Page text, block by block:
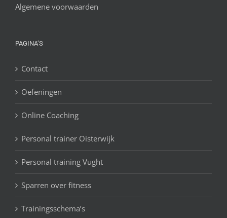
Algemene voorwaarden
PAGINA’S
Contact
Oefeningen
Online Coaching
Personal trainer Oisterwijk
Personal training Vught
Sparren over fitness
Trainingsschema’s